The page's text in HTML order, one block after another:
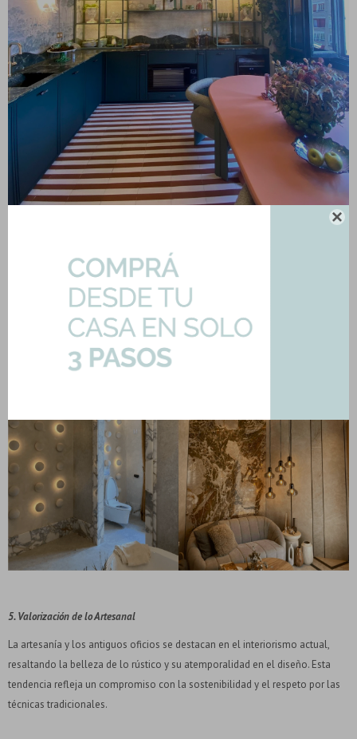

4. El Renacer del Mármol
En una era de lujo silencioso, el mármol regresó con fuerza, destacándose
en livings y salas de estar, así como en mesadas XXL en cocinas. Este
material clásico añade un toque de elegancia y sofisticación atemporal.
5. Valorización de lo Artesanal
La artesanía y los antiguos oficios se destacan en el interiorismo actual,
resaltando la belleza de lo rústico y su atemporalidad en el diseño. Esta
tendencia refleja un compromiso con la sostenibilidad y el respeto por las
técnicas tradicionales.